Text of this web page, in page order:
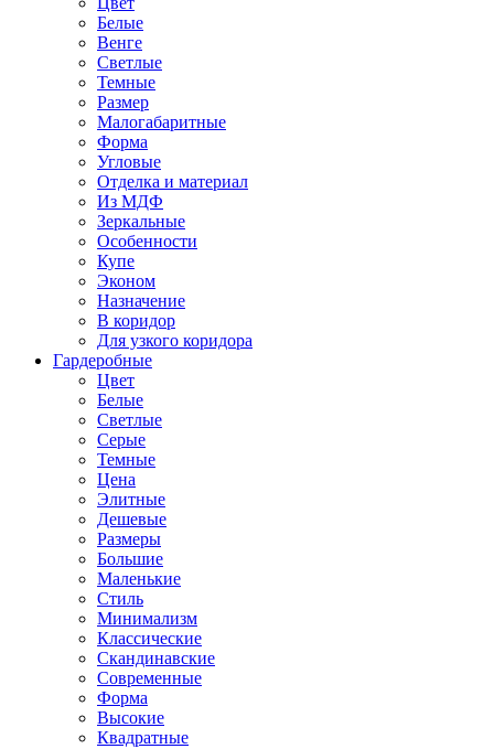
Белые
Венге
Светлые
Темные
Размер
Малогабаритные
Форма
Угловые
Отделка и материал
Из МДФ
Зеркальные
Особенности
Купе
Эконом
Назначение
В коридор
Для узкого коридора
Гардеробные
Цвет
Белые
Светлые
Серые
Темные
Цена
Элитные
Дешевые
Размеры
Большие
Маленькие
Стиль
Минимализм
Классические
Скандинавские
Современные
Форма
Высокие
Квадратные